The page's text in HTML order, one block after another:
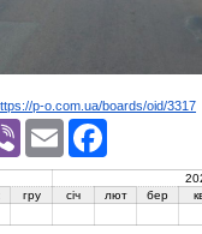
p-o.com.ua/boards/oid/3317
Viber Email
гру січ лют бер